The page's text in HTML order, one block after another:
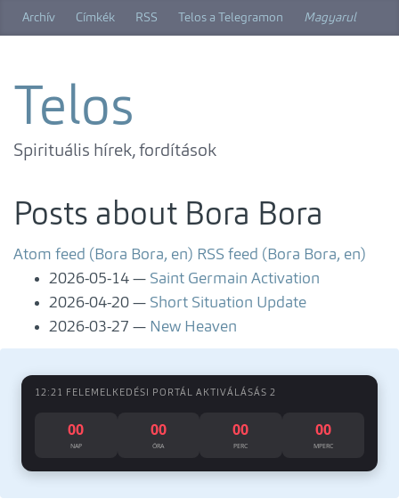
Archív Címkék RSS Telos a Telegramon Magyarul
Telos
Spirituális hírek, fordítások
Posts about Bora Bora
Atom feed (Bora Bora, en) RSS feed (Bora Bora, en)
2026-05-14
Saint Germain Activation
2026-04-20
Short Situation Update
2026-03-27
New Heaven
12:21 FELEMELKEDÉSI PORTÁL AKTIVÁLÁSÁS 2
00
NAP
00
ÓRA
00
PERC
00
MPERC